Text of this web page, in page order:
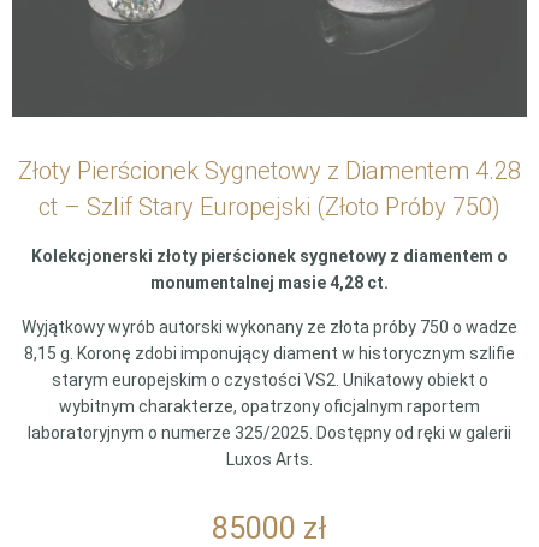
Złoty Pierścionek Sygnetowy z Diamentem 4.28
ct – Szlif Stary Europejski (Złoto Próby 750)
Kolekcjonerski złoty pierścionek sygnetowy z diamentem o
monumentalnej masie 4,28 ct.
Wyjątkowy wyrób autorski wykonany ze złota próby 750 o wadze
8,15 g. Koronę zdobi imponujący diament w historycznym szlifie
starym europejskim o czystości VS2. Unikatowy obiekt o
wybitnym charakterze, opatrzony oficjalnym raportem
laboratoryjnym o numerze 325/2025. Dostępny od ręki w galerii
Luxos Arts.
85000 zł